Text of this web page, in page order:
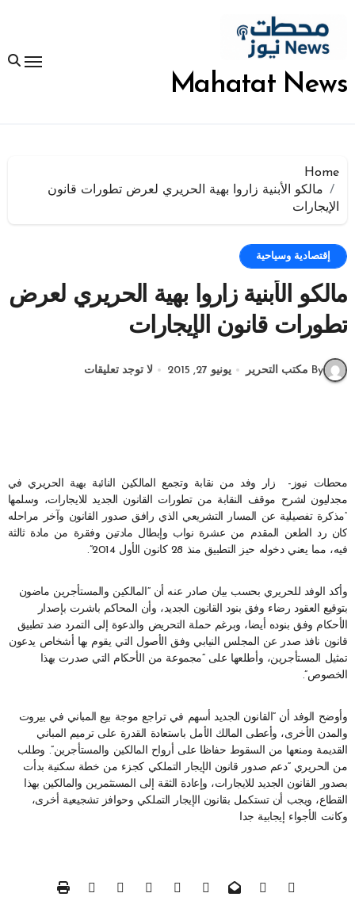
المحتوى
Mahatat News
Home
مالكو الأبنية زاروا بهية الحريري لعرض تطورات قانون
الإيجارات
إقتصادية وسياحية
مالكو الأبنية زاروا بهية الحريري لعرض
تطورات قانون الإيجارات
By مكتب التحرير يونيو 27, 2015 لا توجد تعليقات
محطات نيوز- زار وفد من نقابة وتجمع المالكين النائبة بهية الحريري في
مجدليون لشرح موقف النقابة من تطورات القانون الجديد للايجارات، وسلمها
“مذكرة تفصيلية عن المسار التشريعي الذي رافق صدور القانون وآخر مراحله
كان رد الطعن المقدم من عشرة نواب وإبطال مادتين وفقرة من مادة ثالثة
فيه، مما يعني دخوله حيز التطبيق منذ 28 كانون الأول 2014”.
وأكد الوفد للحريري بحسب بيان صادر عنه أن “المالكين والمستأجرين ماضون
بتوقيع العقود رضاء وفق بنود القانون الجديد، وأن المحاكم باشرت بإصدار
الأحكام وفق بنوده أيضا، وبرغم حملة التحريض والدعوة إلى التمرد ضد تطبيق
قانون نافذ صدر عن المجلس النيابي وفق الأصول التي يقوم بها أشخاص يدعون
تمثيل المستأجرين، وأطلعها على “مجموعة من الأحكام التي صدرت بهذا
الخصوص”.
وأوضح الوفد أن “القانون الجديد أسهم في تراجع موجة بيع المباني في بيروت
والمدن الأخرى، وأعطى المالك الأمل باستعادة القدرة على ترميم المباني
القديمة ومنعها من السقوط حفاظا على أرواح المالكين والمستأجرين”. وطلب
من الحريري “دعم صدور قانون الإيجار التملكي كجزء من خطة سكنية بدأت
بصدور القانون الجديد للايجارات، وإعادة الثقة إلى المستثمرين والمالكين بهذا
القطاع، ويجب أن تستكمل بقانون الإيجار التملكي وحوافز تشجيعية أخرى،
وكانت الأجواء إيجابية جدا